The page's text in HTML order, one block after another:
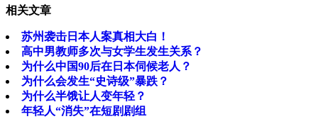
相关文章
苏州袭击日本人案真相大白！
高中男教师多次与女学生发生关系？
为什么中国90后在日本伺候老人？
为什么会发生“史诗级”暴跌？
为什么半饿让人变年轻？
年轻人“消失”在短剧剧组